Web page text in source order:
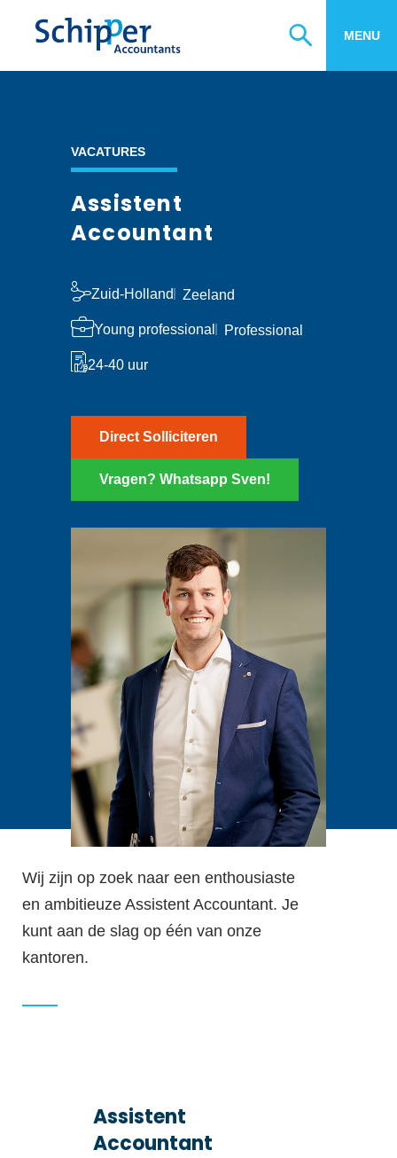
MENU
VACATURES
Assistent
Accountant
Zuid-Holland Zeeland
Young professional Professional
24-40 uur
Direct Solliciteren
Vragen? Whatsapp Sven!
Wij zijn op zoek naar een enthousiaste
en ambitieuze Assistent Accountant. Je
kunt aan de slag op één van onze
kantoren.
Assistent
Accountant